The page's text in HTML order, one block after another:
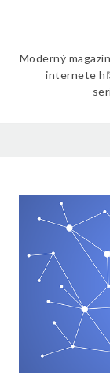
Moderný
internete